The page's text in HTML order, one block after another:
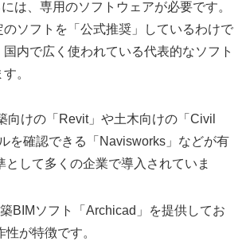
は、専用のソフトウェアが必要です。
のソフトを「公式推奨」しているわけで
内で広く使われている代表的なソフト
。
向けの「Revit」や土木向けの「Civil
を確認できる「Navisworks」などが有
として多くの企業で導入されていま
BIMソフト「Archicad」を提供してお
が特徴です。